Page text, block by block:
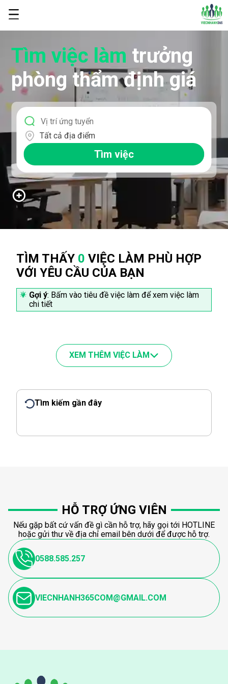
Tìm việc làm trưởng
phòng thẩm định giá
Tất cả địa điểm
Tìm việc
TÌM THẤY 0 VIỆC LÀM PHÙ HỢP
VỚI YÊU CẦU CỦA BẠN
Gợi ý: Bấm vào tiêu đề việc làm để xem việc làm
chi tiết
XEM THÊM VIỆC LÀM
Tìm kiếm gần đây
HỖ TRỢ ỨNG VIÊN
Nếu gặp bất cứ vấn đề gì cần hỗ trợ, hãy gọi tới HOTLINE
hoặc gửi thư về địa chỉ email bên dưới để được hỗ trợ.
0588.585.257
VIECNHANH365COM@GMAIL.COM